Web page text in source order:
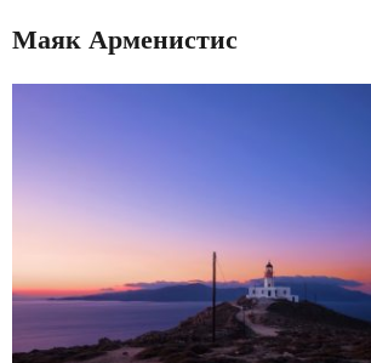
Маяк Арменистис